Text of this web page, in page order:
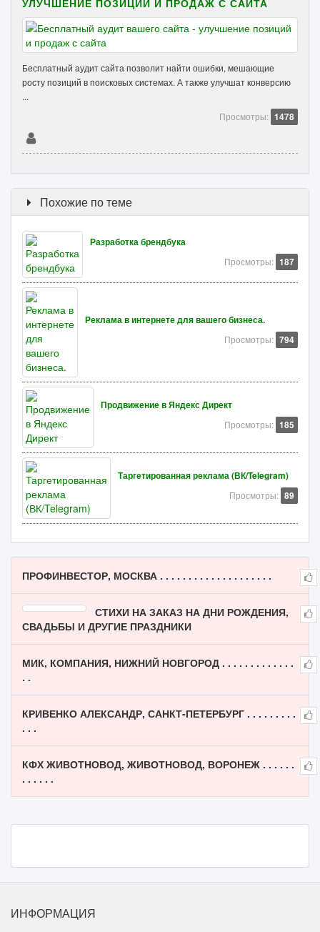
УЛУЧШЕНИЕ ПОЗИЦИЙ И ПРОДАЖ С САЙТА
Бесплатный аудит сайта позволит найти ошибки, мешающие
росту позиций в поисковых системах. А также улучшат конверсию
...
Просмотры: 1478
Похожие по теме
Разработка брендбука
Просмотры: 187
Реклама в интернете для вашего бизнеса.
Просмотры: 794
Продвижение в Яндекс Директ
Просмотры: 185
Таргетированная реклама (ВК/Telegram)
Просмотры: 89
ПРОФИНВЕСТОР, МОСКВА . . . . . . . . . . . . . . . . . . . .
СТИХИ НА ЗАКАЗ НА ДНИ РОЖДЕНИЯ,
СВАДЬБЫ И ДРУГИЕ ПРАЗДНИКИ
МИК, КОМПАНИЯ, НИЖНИЙ НОВГОРОД . . . . . . . . . . . . .
. .
КРИВЕНКО АЛЕКСАНДР, САНКТ-ПЕТЕРБУРГ . . . . . . . . .
. . .
КФХ ЖИВОТНОВОД, ЖИВОТНОВОД, ВОРОНЕЖ . . . . . .
. . . . . .
ИНФОРМАЦИЯ